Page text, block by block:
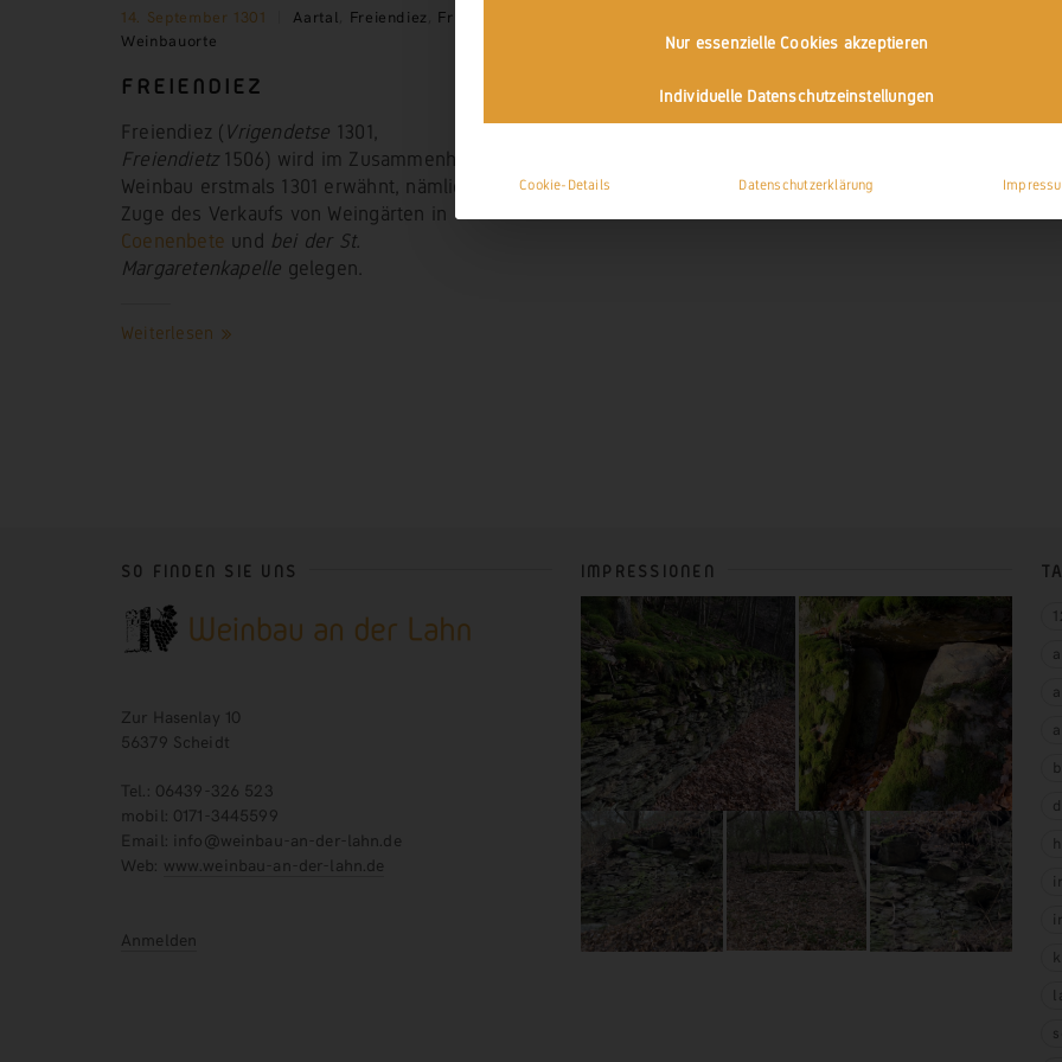
14. September 1301 Aartal Freiendiez
Frühere
Weinbauorte
FREIENDIEZ
Freiendiez ( Vrigendetse 1301,
Freiendietz1506) wird im Zusammenhang mit
Weinbau erstmals 1301 erwähnt, nämlich im
Zuge des Verkaufs von Weingärten in
Coenenbete und bei der St.
Margaretenkapelle gelegen.
Weiterlesen
SO FINDEN SIE UNS
Zur Hasenlay 10
56379 Scheidt
Tel.: 06439-326 523
mobil: 0171-3445599
Email: info@weinbau-an-der-lahn.de
Web: www.weinbau-an-der-lahn.de
Anmelden
IMPRESSIONEN
Nur essenzielle Cookies akzeptieren
Individuelle Datenschutzeinstellungen
Cookie-Details Datenschutzerklärung